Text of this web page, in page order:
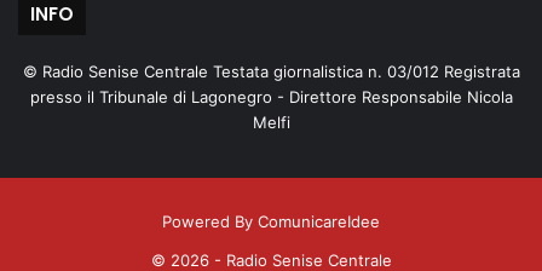
INFO
© Radio Senise Centrale Testata giornalistica n. 03/012 Registrata
presso il Tribunale di Lagonegro - Direttore Responsabile Nicola
Melfi
Powered By ComunicareIdee
© 2026 - Radio Senise Centrale